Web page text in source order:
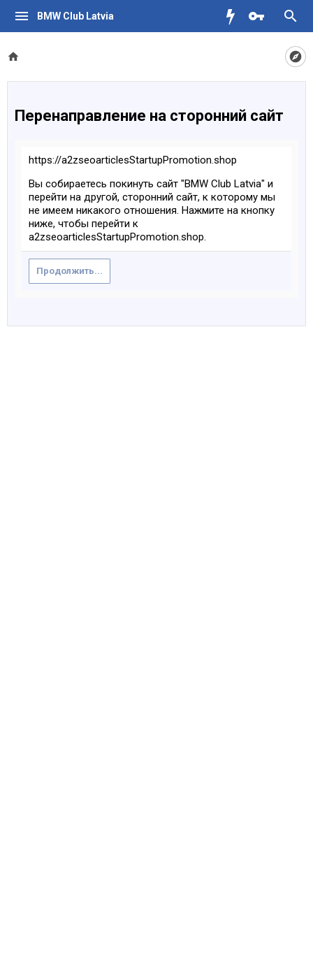
BMW Club Latvia
Перенаправление на сторонний сайт
https://a2zseoarticlesStartupPromotion.shop
Вы собираетесь покинуть сайт "BMW Club Latvia" и
перейти на другой, сторонний сайт, к которому мы
не имеем никакого отношения. Нажмите на кнопку
ниже, чтобы перейти к
a2zseoarticlesStartupPromotion.shop.
Продолжить...